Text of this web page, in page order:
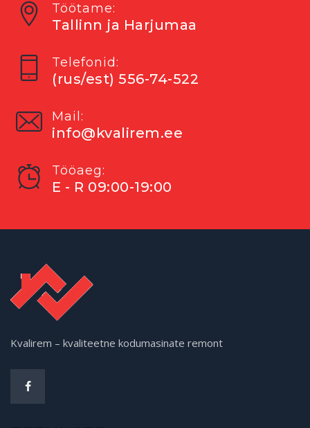
Töötame:
Tallinn ja Harjumaa
Telefonid:
(rus/est) 556-74-522
Mail:
info@kvalirem.ee
Tööaeg:
E - R 09:00-19:00
Kvalirem – kvaliteetne kodumasinate remont